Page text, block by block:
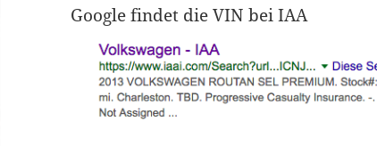
Google findet die VIN bei IAA